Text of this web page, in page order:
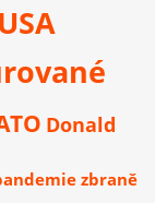
USA
Donald
zbraně